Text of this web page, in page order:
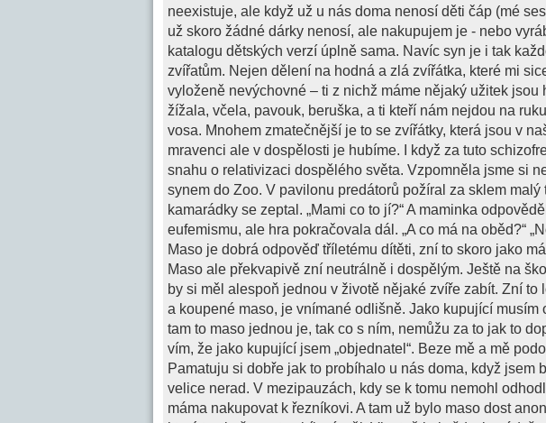
neexistuje, ale když už u nás doma nenosí děti čáp (mé
už skoro žádné dárky nenosí, ale nakupujem je - nebo
katalogu dětských verzí úplně sama. Navíc syn je i tak
zvířatům. Nejen dělení na hodná a zlá zvířátka, které mi
vyloženě nevýchovné – ti z nichž máme nějaký užitek
žížala, včela, pavouk, beruška, a ti kteří nám nejdou na
vosa. Mnohem zmatečnější je to se zvířátky, která jsou v
mravenci ale v dospělosti je hubíme. I když za tuto
snahu o relativizaci dospělého světa. Vzpomněla jsme si
synem do Zoo. V pavilonu predátorů požíral za sklem
kamarádky se zeptal. „Mami co to jí?“ A maminka
eufemismu, ale hra pokračovala dál. „A co má na oběd?“
Maso je dobrá odpověď tříletému dítěti, zní to skoro jako
Maso ale překvapivě zní neutrálně i dospělým. Ještě na
by si měl alespoň jednou v životě nějaké zvíře zabít. Zní
a koupené maso, je vnímané odlišně. Jako kupující
tam to maso jednou je, tak co s ním, nemůžu za to jak to
vím, že jako kupující jsem „objednatel“. Beze mě a mě
Pamatuju si dobře jak to probíhalo u nás doma, když jsem
velice nerad. V mezipauzách, kdy se k tomu nemohl
máma nakupovat k řezníkovi. A tam už bylo maso dost